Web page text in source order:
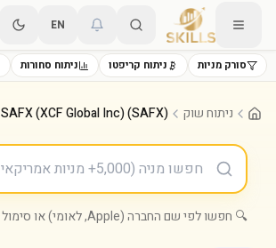
EN
סורק מניות ניתוח קריפטו ניתוח סחורות
ניתוח שוק SAFX (XCF Global Inc) (SAFX)
🔍 חפשו לפי שם החברה (Apple, לאומי) או סימול (AAPL, LUMI.TA)